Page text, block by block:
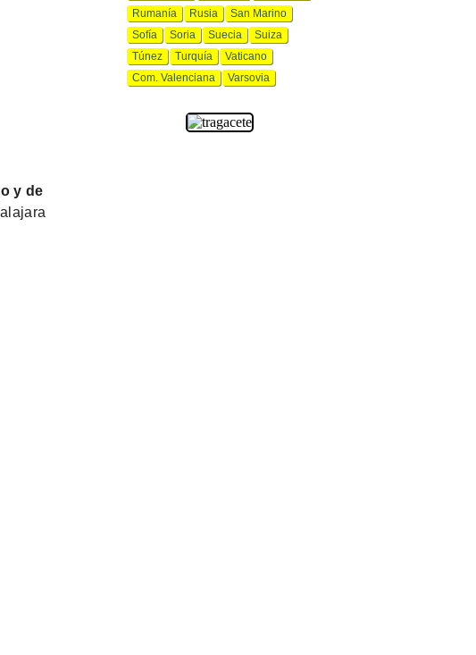
y de
Rumanía
Rusia
San Marino
Sofía
Soria Suecia
Suiza
Túnez
Turquía
Com. Valenciana
Varsovia
Vaticano